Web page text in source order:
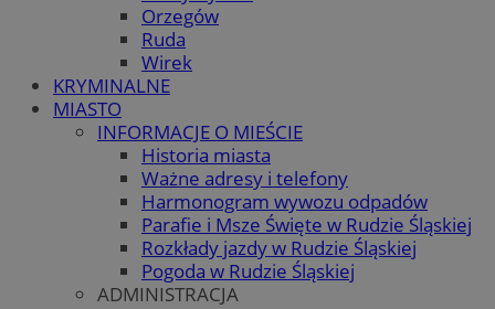
Orzegów
Ruda
Wirek
KRYMINALNE
MIASTO
INFORMACJE O MIEŚCIE
Historia miasta
Ważne adresy i telefony
Harmonogram wywozu odpadów
Parafie i Msze Święte w Rudzie Śląskiej
Rozkłady jazdy w Rudzie Śląskiej
Pogoda w Rudzie Śląskiej
ADMINISTRACJA